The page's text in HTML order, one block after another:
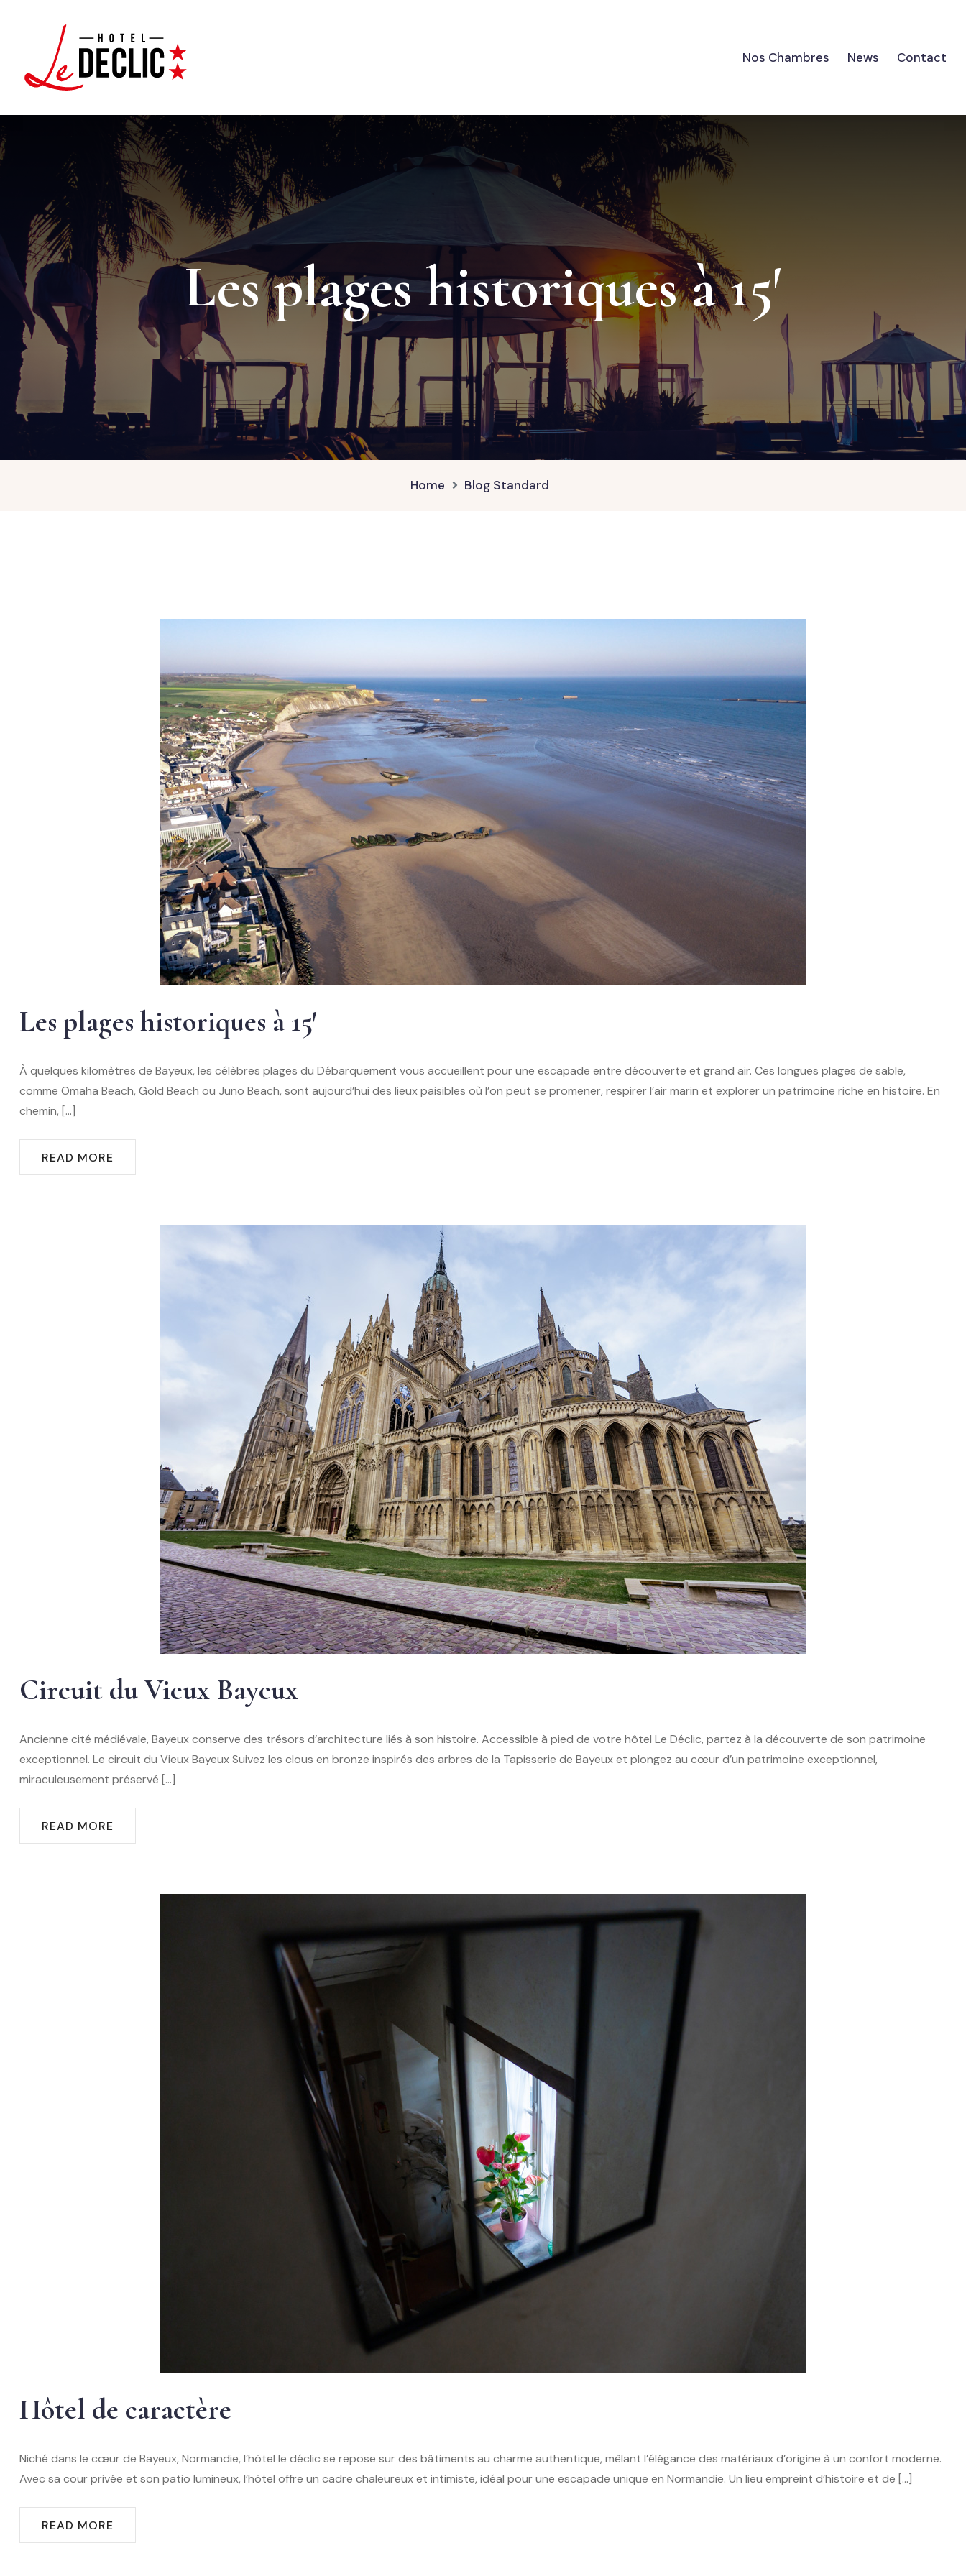
Nos Chambres News Contact
Les plages historiques à 15′
Home Blog Standard
Les plages historiques à 15′
À quelques kilomètres de Bayeux, les célèbres plages du Débarquement vous accueillent pour une escapade entre découverte et grand air. Ces longues plages de sable,
comme Omaha Beach, Gold Beach ou Juno Beach, sont aujourd’hui des lieux paisibles où l’on peut se promener, respirer l’air marin et explorer un patrimoine riche en histoire. En
chemin, […]
READ MORE
Circuit du Vieux Bayeux
Ancienne cité médiévale, Bayeux conserve des trésors d’architecture liés à son histoire. Accessible à pied de votre hôtel Le Déclic, partez à la découverte de son patrimoine
exceptionnel. Le circuit du Vieux Bayeux Suivez les clous en bronze inspirés des arbres de la Tapisserie de Bayeux et plongez au cœur d’un patrimoine exceptionnel,
miraculeusement préservé […]
READ MORE
Hôtel de caractère
Niché dans le cœur de Bayeux, Normandie, l’hôtel le déclic se repose sur des bâtiments au charme authentique, mêlant l’élégance des matériaux d’origine à un confort moderne.
Avec sa cour privée et son patio lumineux, l’hôtel offre un cadre chaleureux et intimiste, idéal pour une escapade unique en Normandie. Un lieu empreint d’histoire et de […]
READ MORE